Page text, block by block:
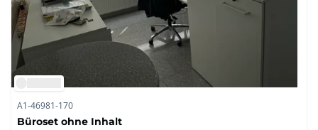
A1-46981-170
Büroset ohne Inhalt